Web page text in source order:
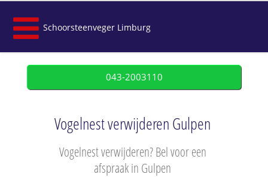
Schoorsteenveger Limburg
043-2003110
Vogelnest verwijderen Gulpen
Vogelnest verwijderen? Bel voor een
afspraak in Gulpen